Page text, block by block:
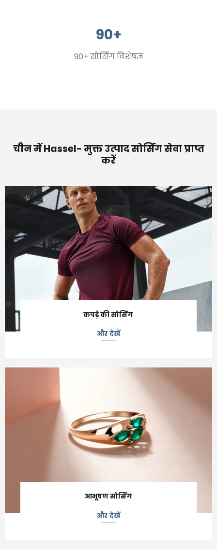
90+
90+ सोर्सिंग विशेषज्ञ
चीन में Hassel- मुक्त उत्पाद सोर्सिंग सेवा प्राप्त
करें
कपड़े की सोर्सिंग
और देखें
आभूषण सोर्सिंग
और देखें